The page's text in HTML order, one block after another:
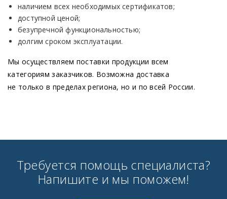
наличием всех необходимых сертификатов;
доступной ценой;
безупречной функциональностью;
долгим сроком эксплуатации.
Мы осуществляем поставки продукции всем
категориям заказчиков. Возможна доставка
не только в пределах региона, но и по всей России.
Требуется помощь специалиста?
Напишите и мы поможем!